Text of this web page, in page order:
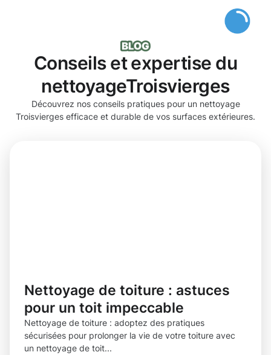
Conseils et expertise du
nettoyageTroisvierges
Découvrez nos conseils pratiques pour un nettoyage
Troisvierges efficace et durable de vos surfaces extérieures.
Nettoyage de toiture : astuces
pour un toit impeccable
Nettoyage de toiture : adoptez des pratiques
sécurisées pour prolonger la vie de votre toiture avec
un nettoyage de toit...